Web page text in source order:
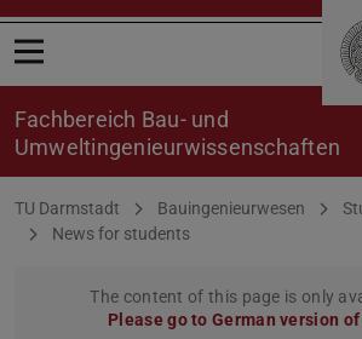
Open menu
Fachbereich Bau- und
Umweltingenieurwissenschaften
You are here:
TU Darmstadt Bauingenieurwesen
News for students
The content of this page is only
Please go to German version